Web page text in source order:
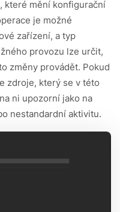
, které mění konfigurační
je možné
zařízení, a typ
provozu lze určit,
změny provádět. Pokud
zdroje, který se v této
ni upozorní jako na
nestandardní aktivitu.